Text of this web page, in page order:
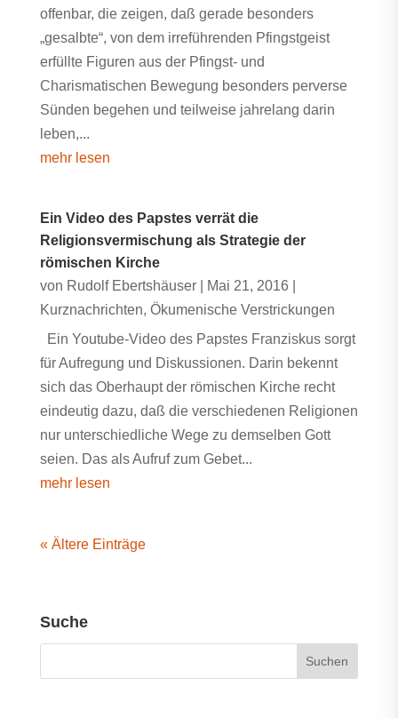
offenbar, die zeigen, daß gerade besonders
„gesalbte“, von dem irreführenden Pfingstgeist
erfüllte Figuren aus der Pfingst- und
Charismatischen Bewegung besonders perverse
Sünden begehen und teilweise jahrelang darin
leben,...
mehr lesen
Ein Video des Papstes verrät die
Religionsvermischung als Strategie der
römischen Kirche
von Rudolf Ebertshäuser| Mai 21, 2016
Kurznachrichten, Ökumenische Verstrickungen
Ein Youtube-Video des Papstes Franziskus sorgt
für Aufregung und Diskussionen. Darin bekennt
sich das Oberhaupt der römischen Kirche recht
eindeutig dazu, daß die verschiedenen Religionen
nur unterschiedliche Wege zu demselben Gott
seien. Das als Aufruf zum Gebet...
mehr lesen
« Ältere Einträge
Suche